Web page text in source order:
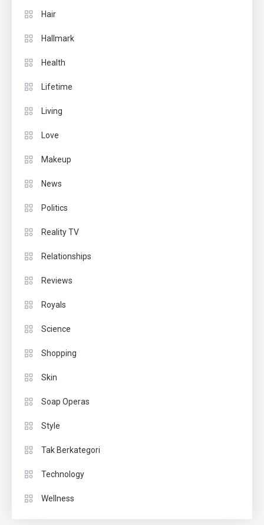
Hair
Hallmark
Health
Lifetime
Living
Love
Makeup
News
Politics
Reality TV
Relationships
Reviews
Royals
Science
Shopping
Skin
Soap Operas
Style
Tak Berkategori
Technology
Wellness